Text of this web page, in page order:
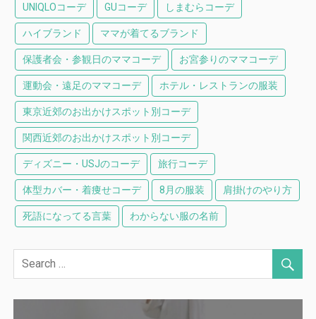
UNIQLOコーデ GUコーデ しまむらコーデ
ハイブランド ママが着てるブランド
保護者会・参観日のママコーデ お宮参りのママコーデ
運動会・遠足のママコーデ ホテル・レストランの服装
東京近郊のお出かけスポット別コーデ
関西近郊のお出かけスポット別コーデ
ディズニー・USJのコーデ 旅行コーデ
体型カバー・着痩せコーデ 8月の服装 肩掛けのやり方
死語になってる言葉 わからない服の名前